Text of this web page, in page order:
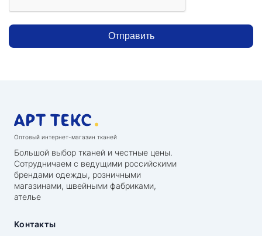
Отправить
Оптовый интернет-магазин тканей
Большой выбор тканей и честные цены.
Сотрудничаем с ведущими российскими
брендами одежды, розничными
магазинами, швейными фабриками,
ателье
Контакты